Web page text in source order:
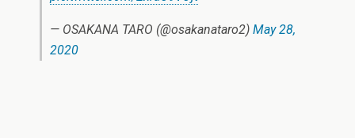
— OSAKANA TARO (@osakanataro2) May 28,
2020